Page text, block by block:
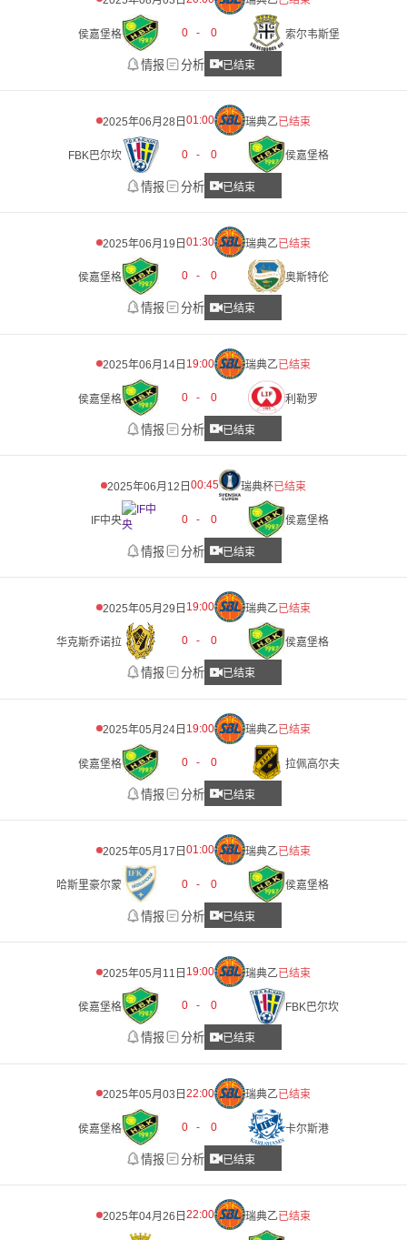
侯嘉堡格 0 - 0 索尔韦斯堡
情报 分析 已结束
2025年06月28日 01:00 瑞典乙已结束
FBK巴尔坎 0 - 0 侯嘉堡格
情报 分析 已结束
2025年06月19日 01:30 瑞典乙已结束
侯嘉堡格 0 - 0 奥斯特伦
情报 分析 已结束
2025年06月14日 19:00 瑞典乙已结束
侯嘉堡格 0 - 0 利勒罗
情报 分析 已结束
2025年06月12日00:45 瑞典杯已结束
IF中央 0 - 0 侯嘉堡格
情报 分析 已结束
2025年05月29日 19:00 瑞典乙已结束
华克斯乔诺拉 0 - 0 侯嘉堡格
情报 分析 已结束
2025年05月24日 19:00 瑞典乙已结束
侯嘉堡格 0 - 0 拉佩高尔夫
情报 分析 已结束
2025年05月17日 01:00 瑞典乙已结束
哈斯里豪尔蒙 0 - 0 侯嘉堡格
情报 分析 已结束
2025年05月11日 19:00 瑞典乙已结束
侯嘉堡格 0 - 0 FBK巴尔坎
情报 分析 已结束
2025年05月03日 22:00 瑞典乙已结束
侯嘉堡格 0 - 0 卡尔斯港
情报 分析 已结束
2025年04月26日 22:00 瑞典乙已结束